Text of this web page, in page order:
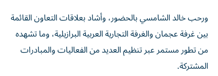
ورحب خالد الشامسي بالحضور، وأشاد بعلاقات التعاون القائمة
بين غرفة عجمان والغرفة التجارية العربية البرازيلية، وما تشهده
من تطور مستمر عبر تنظيم العديد من الفعاليات والمبادرات
المشتركة.